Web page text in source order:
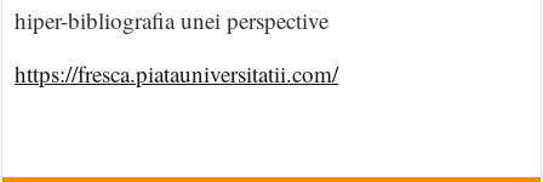
hiper-bibliografia unei perspective
https://fresca.piatauniversitatii.com/